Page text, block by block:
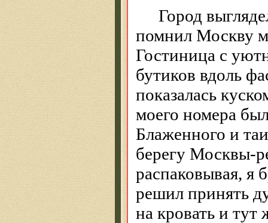
Город
помнил Москву
Гостиница с
бутиков вдоль
показалась
моего номера
Блаженного и
берегу Москвы-
распаковывая, я
решил принять
на кровать и тут